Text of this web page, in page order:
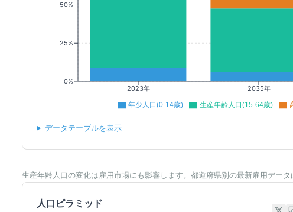
2023年 2035年
0%
25%
50%
年少人口(0-14歳) 生産年齢人口(15-64歳)
データテーブルを表示
生産年齢人口の変化は雇用市場にも影響します。都道府県別の最新雇用データ
人口ピラミッド